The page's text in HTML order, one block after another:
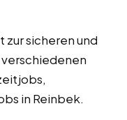
zur sicheren und
verschiedenen
in Reinbek.